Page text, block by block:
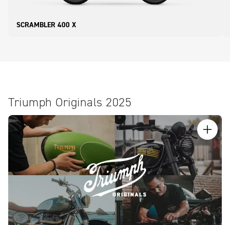
SCRAMBLER 400 X
Triumph Originals 2025